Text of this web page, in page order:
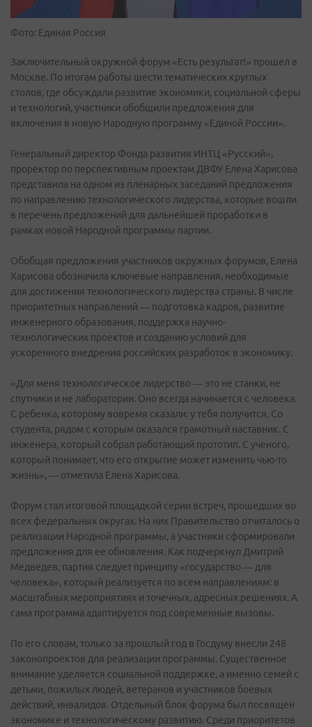
Фото: Единая Россия
Заключительный окружной форум «Есть результат!» прошел в
Москве. По итогам работы шести тематических круглых
столов, где обсуждали развитие экономики, социальной сферы
и технологий, участники обобщили предложения для
включения в новую Народную программу «Единой России».
Генеральный директор Фонда развития ИНТЦ «Русский»,
проректор по перспективным проектам ДВФУ Елена Харисова
представила на одном из пленарных заседаний предложения
по направлению технологического лидерства, которые вошли
в перечень предложений для дальнейшей проработки в
рамках новой Народной программы партии.
Обобщая предложения участников окружных форумов, Елена
Харисова обозначила ключевые направления, необходимые
для достижения технологического лидерства страны. В числе
приоритетных направлений — подготовка кадров, развитие
инженерного образования, поддержка научно-
технологических проектов и созданию условий для
ускоренного внедрения российских разработок в экономику.
«Для меня технологическое лидерство — это не станки, не
спутники и не лаборатории. Оно всегда начинается с человека.
С ребенка, которому вовремя сказали: у тебя получится. Со
студента, рядом с которым оказался грамотный наставник. С
инженера, который собрал работающий прототип. С ученого,
который понимает, что его открытие может изменить чью-то
жизнь», — отметила Елена Харисова.
Форум стал итоговой площадкой серии встреч, прошедших во
всех федеральных округах. На них Правительство отчиталось о
реализации Народной программы, а участники сформировали
предложения для ее обновления. Как подчеркнул Дмитрий
Медведев, партия следует принципу «государство — для
человека», который реализуется по всем направлениям: в
масштабных мероприятиях и точечных, адресных решениях. А
сама программа адаптируется под современные вызовы.
По его словам, только за прошлый год в Госдуму внесли 248
законопроектов для реализации программы. Существенное
внимание уделяется социальной поддержке, а именно семей с
детьми, пожилых людей, ветеранов и участников боевых
действий, инвалидов. Отдельный блок форума был посвящен
экономике и технологическому развитию. Среди приоритетов